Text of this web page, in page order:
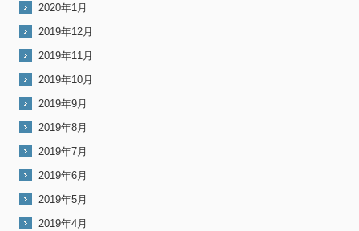
2020年1月
2019年12月
2019年11月
2019年10月
2019年9月
2019年8月
2019年7月
2019年6月
2019年5月
2019年4月